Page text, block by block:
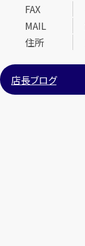
FAX
MAIL
住所
店長ブログ